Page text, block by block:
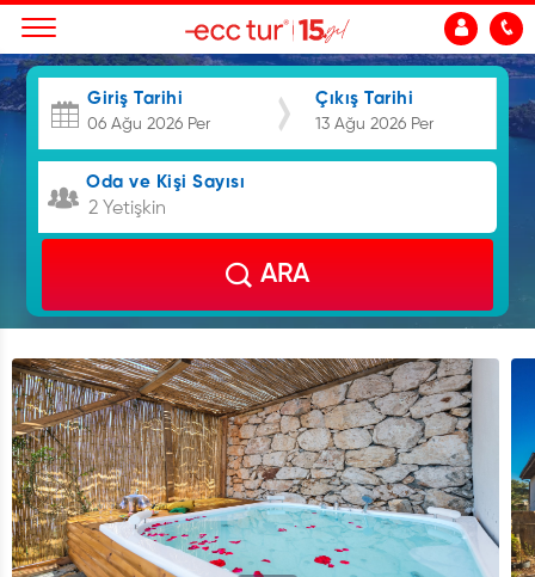
Giriş Tarihi Çıkış Tarihi
Oda ve Kişi Sayısı
2 Yetişkin
ARA